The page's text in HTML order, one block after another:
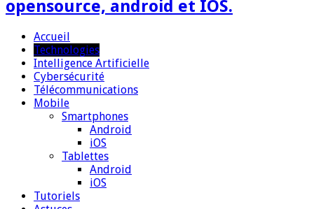
opensource, android et IOS.
Accueil
Technologies
Intelligence Artificielle
Cybersécurité
Télécommunications
Mobile
Smartphones
Android
iOS
Tablettes
Android
iOS
Tutoriels